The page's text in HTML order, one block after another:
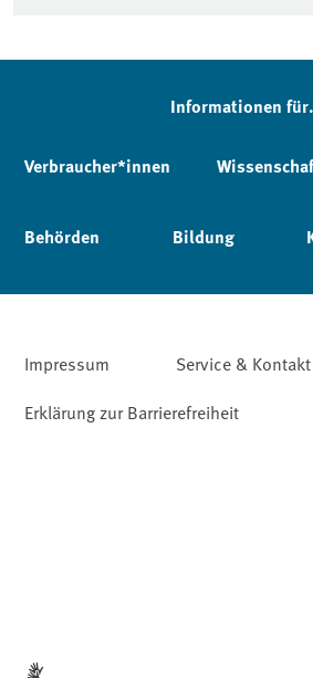
Informationen
Verbraucher*innen
Behörden Bildung
Impressum Service & Kontakt
Erklärung zur Barrierefreiheit